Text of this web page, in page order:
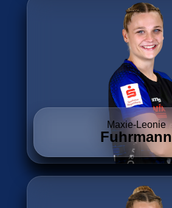
Maxie-Leonie
Fuhrmann